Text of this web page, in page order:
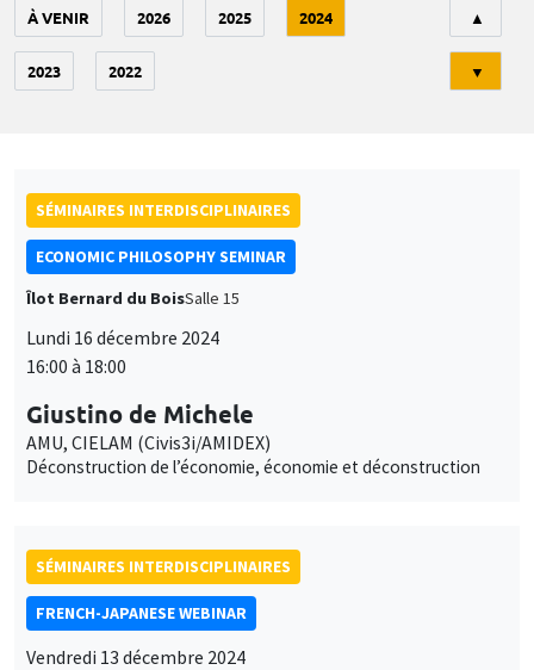
À VENIR 2026 2025 2024
2023 2022
▲
▼
SÉMINAIRES INTERDISCIPLINAIRES
ECONOMIC PHILOSOPHY SEMINAR
Îlot Bernard du BoisSalle 15
Lundi 16 décembre 2024
16:00 à 18:00
Giustino de Michele
AMU, CIELAM (Civis3i/AMIDEX)
Déconstruction de l’économie, économie et déconstruction
SÉMINAIRES INTERDISCIPLINAIRES
FRENCH-JAPANESE WEBINAR
Vendredi 13 décembre 2024